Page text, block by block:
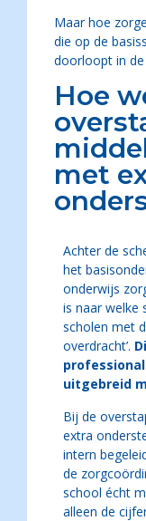
Maar hoe
die op de
doorloopt in de
Hoe
met
Achter de
het
onderwijs
is naar welke
scholen met
overdracht’.
uitgebreid
Bij de
extra
intern
de
school écht
alleen de